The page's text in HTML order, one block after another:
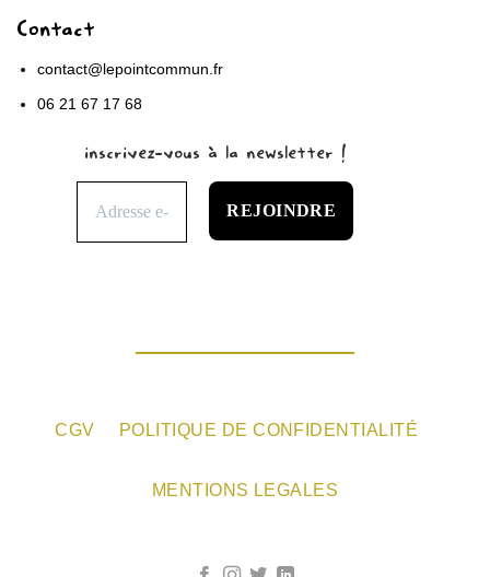
Contact
contact@lepointcommun.fr
06 21 67 17 68
inscrivez-vous à la newsletter !
CGV POLITIQUE DE CONFIDENTIALITÉ
MENTIONS LEGALES